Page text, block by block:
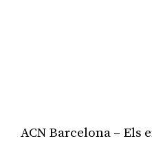
ACN Barcelona – Els